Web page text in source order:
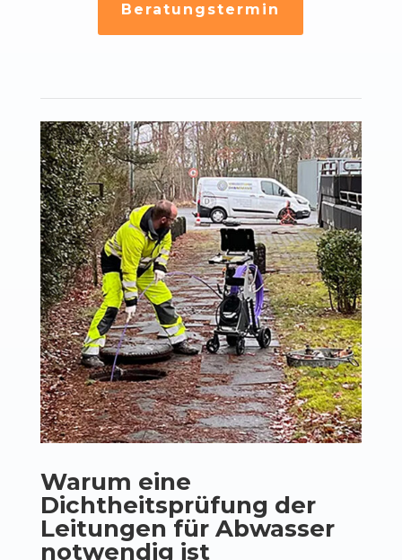
Beratungstermin
Warum eine
Dichtheitsprüfung der
Leitungen für Abwasser
notwendig ist